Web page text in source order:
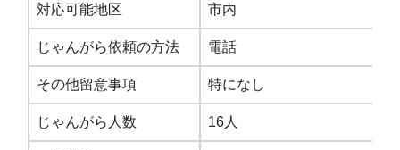
対応可能地区 市内
じゃんがら依頼の方法 電話
その他留意事項 特になし
じゃんがら人数 16人